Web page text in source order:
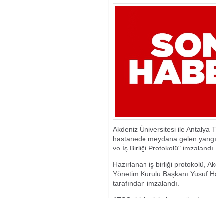
Akdeniz Üniversitesi ile Antalya
hastanede meydana gelen
ve İş Birliği Protokolü" imzalandı.
Hazırlanan iş birliği protokolü,
Yönetim Kurulu Başkanı Yusuf
tarafından imzalandı.